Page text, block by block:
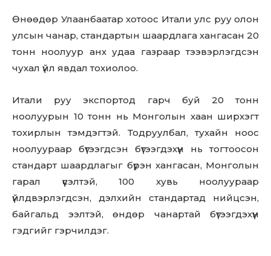
Өнөөдөр Улаанбаатар хотоос Итали улс руу олон
улсын чанар, стандартын шаардлага хангасан 20
тонн ноолуур анх удаа газраар тээвэрлэгдсэн
чухал үйл явдал тохиолоо.
Итали руу экспортод гарч буй 20 тонн
ноолуурын 10 тонн нь Монголын хаан ширхэгт
тохирлын тэмдэгтэй. Тодруулбал, тухайн ноос
ноолуураар бүтээгдсэн бүтээгдэхүүн нь тогтоосон
стандарт шаардлагыг бүрэн хангасан, Монголын
гарал үүсэлтэй, 100 хувь ноолуураар
үйлдвэрлэгдсэн, дэлхийн стандартад нийцсэн,
байгальд ээлтэй, өндөр чанартай бүтээгдэхүүн
гэдгийг гэрчилдэг.